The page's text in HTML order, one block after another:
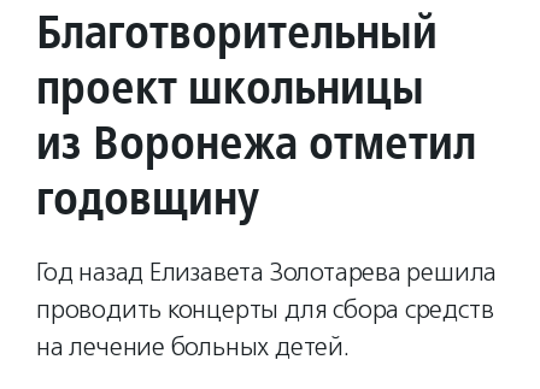
Благотворительный
проект школьницы
из Воронежа отметил
годовщину
Год назад Елизавета Золотарева решила
проводить концерты для сбора средств
на лечение больных детей.